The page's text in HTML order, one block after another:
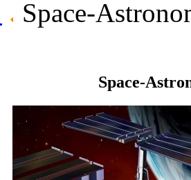
Space-
Space-